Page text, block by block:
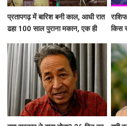
प्रतापगढ़ में बारिश बनी काल, आधी रात
ढहा 100 साल पुराना मकान, एक ही
किस